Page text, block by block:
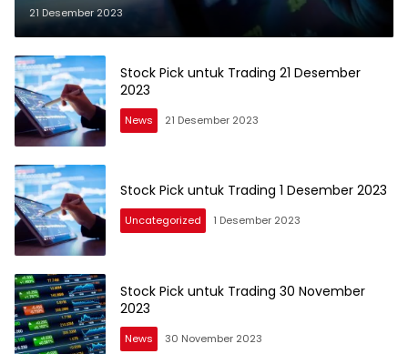
21 Desember 2023
Stock Pick untuk Trading 21 Desember
2023
News 21 Desember 2023
Stock Pick untuk Trading 1 Desember 2023
Uncategorized 1 Desember 2023
Stock Pick untuk Trading 30 November
2023
News 30 November 2023